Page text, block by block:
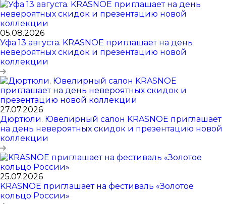
05.08.2026
Уфа 13 августа. KRASNOE приглашает на день
невероятных скидок и презентацию новой
коллекции
27.07.2026
Дюртюли. Ювелирный салон KRASNOE приглашает
на день невероятных скидок и презентацию новой
коллекции
25.07.2026
KRASNOE приглашает на фестиваль «Золотое
кольцо России»